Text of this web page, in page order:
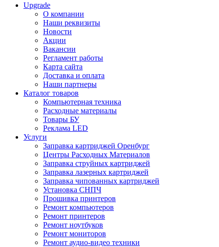
Upgrade
О компании
Наши реквизиты
Новости
Акции
Вакансии
Регламент работы
Карта сайта
Доставка и оплата
Наши партнеры
Каталог товаров
Компьютерная техника
Расходные материалы
Товары БУ
Реклама LED
Услуги
Заправка картриджей Оренбург
Центры Расходных Материалов
Заправка струйных картриджей
Заправка лазерных картриджей
Заправка чипованных картриджей
Установка СНПЧ
Прошивка принтеров
Ремонт компьютеров
Ремонт принтеров
Ремонт ноутбуков
Ремонт мониторов
Ремонт аудио-видео техники